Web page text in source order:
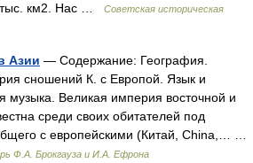
км2. Нас …
Советская историческая
Азии — Содержание: География.
сношений К. с Европой. Язык и
музыка. Великая империя восточной и
среди своих обитателей под
с европейскими (Китай, China,… …
Ф.А. Брокгауза и И.А. Ефрона